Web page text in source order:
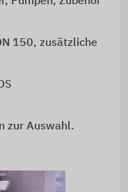
150, zusätzliche
zur Auswahl.